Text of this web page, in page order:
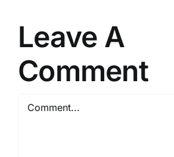
Leave A
Comment
Comment